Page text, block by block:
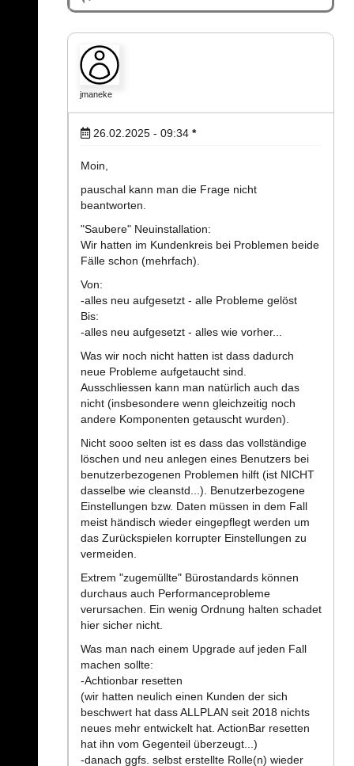
jmaneke
26.02.2025 - 09:34 *
Moin,
pauschal kann man die Frage nicht
beantworten.
"Saubere" Neuinstallation:
Wir hatten im Kundenkreis bei Problemen beide
Fälle schon (mehrfach).
Von:
-alles neu aufgesetzt - alle Probleme gelöst
Bis:
-alles neu aufgesetzt - alles wie vorher...
Was wir noch nicht hatten ist dass dadurch
neue Probleme aufgetaucht sind.
Ausschliessen kann man natürlich auch das
nicht (insbesondere wenn gleichzeitig noch
andere Komponenten getauscht wurden).
Nicht sooo selten ist es dass das vollständige
löschen und neu anlegen eines Benutzers bei
benutzerbezogenen Problemen hilft (ist NICHT
dasselbe wie cleanstd...). Benutzerbezogene
Einstellungen bzw. Daten müssen in dem Fall
meist händisch wieder eingepflegt werden um
das Zurückspielen korrupter Einstellungen zu
vermeiden.
Extrem "zugemüllte" Bürostandards können
durchaus auch Performanceprobleme
verursachen. Ein wenig Ordnung halten schadet
hier sicher nicht.
Was man nach einem Upgrade auf jeden Fall
machen sollte:
-Achtionbar resetten
(wir hatten neulich einen Kunden der sich
beschwert hat dass ALLPLAN seit 2018 nichts
neues mehr entwickelt hat. ActionBar resetten
hat ihn vom Gegenteil überzeugt...)
-danach ggfs. selbst erstellte Rolle(n) wieder